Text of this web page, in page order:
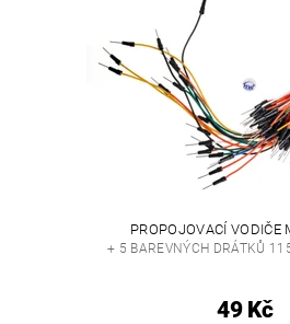
PROPOJOVACÍ VODIČE
+ 5 BAREVNÝCH DRÁTKŮ
49 Kč